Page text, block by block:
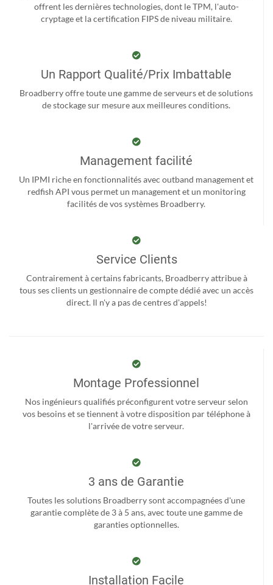
offrent les dernières technologies, dont le TPM, l'auto-
cryptage et la certification FIPS de niveau militaire.
Un Rapport Qualité/Prix Imbattable
Broadberry offre toute une gamme de serveurs et de solutions
de stockage sur mesure aux meilleures conditions.
Management facilité
Un IPMI riche en fonctionnalités avec outband management et
redfish API vous permet un management et un monitoring
facilités de vos systèmes Broadberry.
Service Clients
Contrairement à certains fabricants, Broadberry attribue à
tous ses clients un gestionnaire de compte dédié avec un accès
direct. Il n'y a pas de centres d'appels!
Montage Professionnel
Nos ingénieurs qualifiés préconfigurent votre serveur selon
vos besoins et se tiennent à votre disposition par téléphone à
l'arrivée de votre serveur.
3 ans de Garantie
Toutes les solutions Broadberry sont accompagnées d'une
garantie complète de 3 à 5 ans, avec toute une gamme de
garanties optionnelles.
Installation Facile